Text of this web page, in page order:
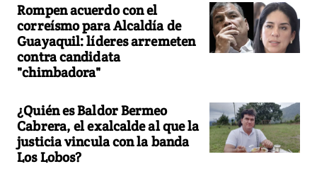
Rompen acuerdo con el
correísmo para Alcaldía de
Guayaquil: líderes arremeten
contra candidata
"chimbadora"
¿Quién es Baldor Bermeo
Cabrera, el exalcalde al que la
justicia vincula con la banda
Los Lobos?